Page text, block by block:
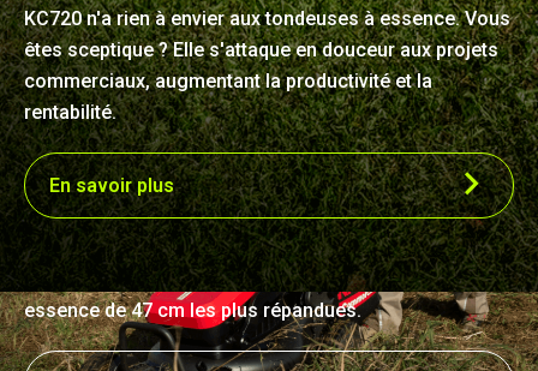
KC720 n'a rien à envier aux tondeuses à essence. Vous
êtes sceptique ? Elle s'attaque en douceur aux projets
commerciaux, augmentant la productivité et la
rentabilité.
En savoir plus
La puissance n'est rien sans le couple
La Kress KC720 établit une nouvelle norme en matière
d'efficacité de tonte en fournissant un couple
nettement plus élevé que les autres modèles alimentés
par batterie, surpassant même les tondeuses à
essence de 47 cm les plus répandues.